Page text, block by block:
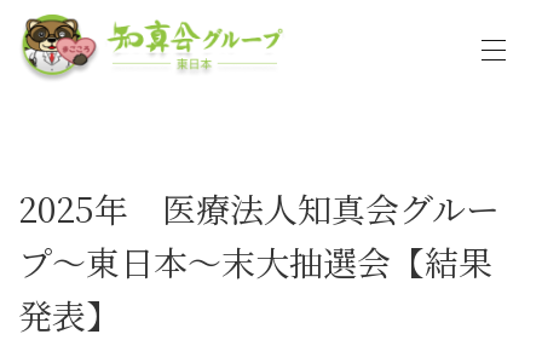
2025年 医療法人知真会グルー
プ～東日本～末大抽選会【結果
発表】